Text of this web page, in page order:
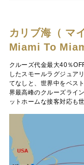
カリブ海（ マ
Miami To
クルーズ代金最大40％
したスモールラグジュア
てなしと、世界中をベス
界最高峰のクルーズライ
ットホームな接客対応も